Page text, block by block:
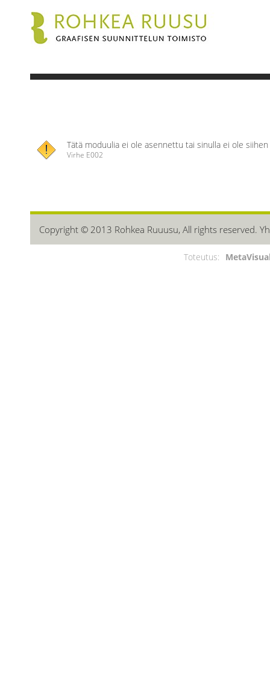
Tätä moduulia ei ole asennettu tai sinulla ei ole
Virhe E002
Copyright © 2013 Rohkea Ruuusu, All rights reserved.
Toteutus: